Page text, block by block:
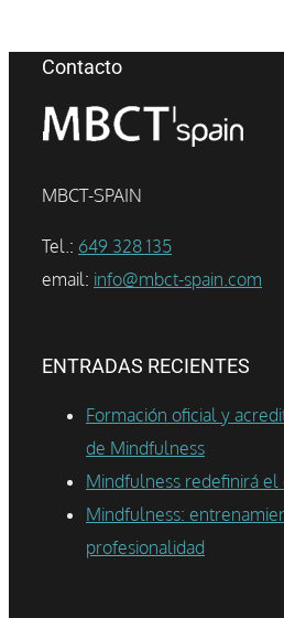
Contacto
MBCT-SPAIN
Tel.: 649 328 135
email: info@mbct-spain.com
ENTRADAS RECIENTES
Formación oficial y
de Mindfulness
Mindfulness redefinirá
Mindfulness:
profesionalidad